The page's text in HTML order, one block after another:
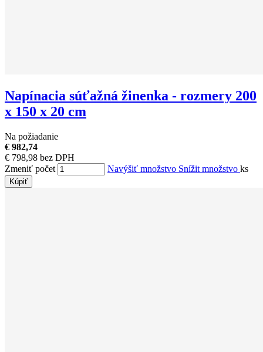
Napínacia súťažná žinenka - rozmery 200
x 150 x 20 cm
Na požiadanie
€ 982,74
€ 798,98 bez DPH
Zmeniť počet
Navýšiť množstvo Snížit množstvo ks
Kúpiť